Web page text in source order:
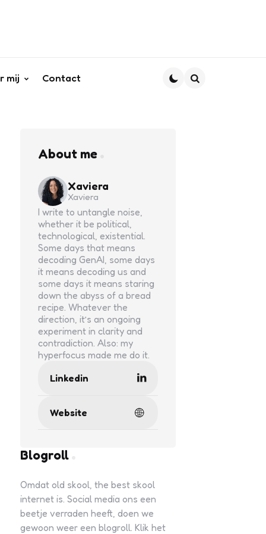
mij Contact
About me
Xaviera
Xaviera
I write to untangle noise,
whether it be political,
technological, existential.
Some days that means
decoding GenAI, some days
it means decoding us and
some days it means staring
down the abyss of a bread
recipe. Whatever the
direction, it’s an ongoing
experiment in clarity and
contradiction. Also: my
hyperfocus made me do it.
Linkedin
Website
Blogroll
Omdat old skool, the best skool
internet is. Social media ons een
beetje verraden heeft, doen we
gewoon weer een blogroll. Klik het